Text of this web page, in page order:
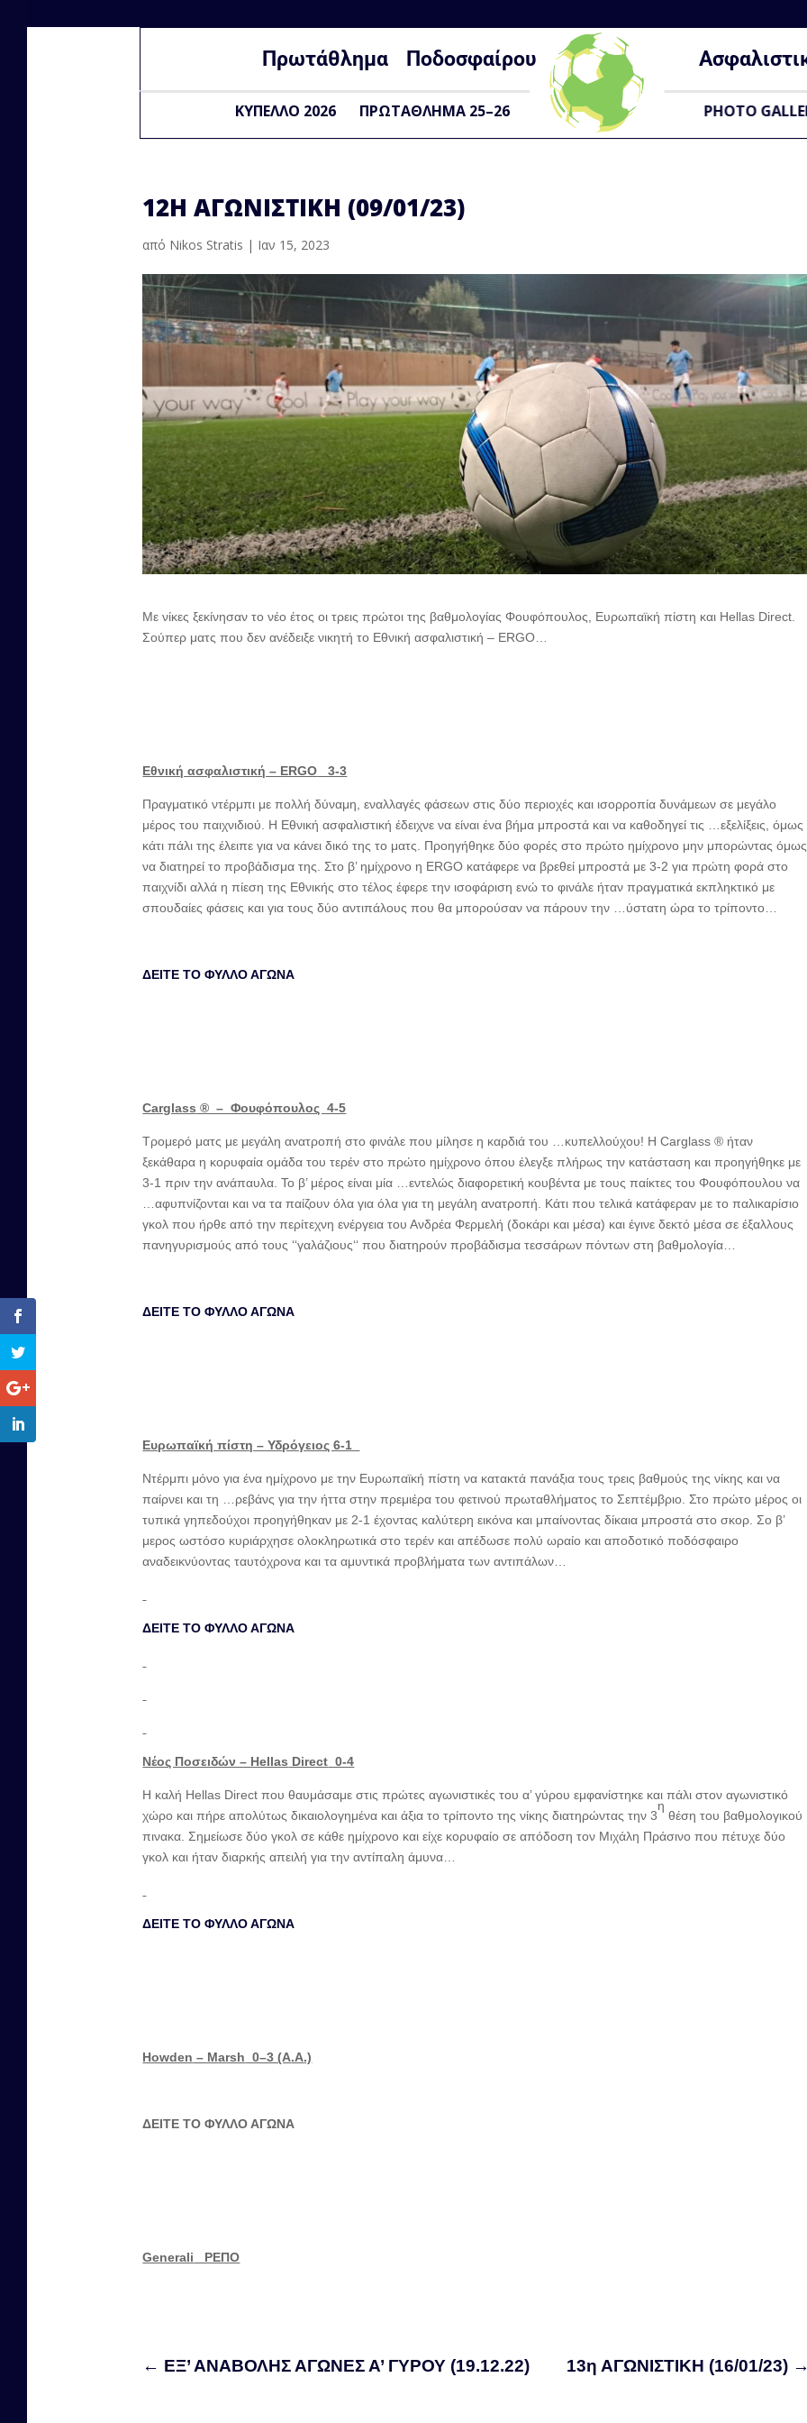
Πρωτάθλημα Ποδοσφαίρου
ΚΥΠΕΛΛΟ 2026 ΠΡΩΤΑΘΛΗΜΑ 25–26 PHOTO
12Η ΑΓΩΝΙΣΤΙΚΗ (09/01/23)
από Nikos Stratis | Ιαν 15, 2023
Με νίκες ξεκίνησαν το νέο έτος οι τρεις πρώτοι της βαθμολογίας Φουφόπουλος, Ευρωπαϊκή πίστη και Hellas Direct.
Σούπερ ματς που δεν ανέδειξε νικητή το Εθνική ασφαλιστική – ERGO…
Εθνική ασφαλιστική – ERGO 3-3
Πραγματικό ντέρμπι με πολλή δύναμη, εναλλαγές φάσεων στις δύο περιοχές και ισορροπία δυνάμεων σε μεγάλο
μέρος του παιχνιδιού. Η Εθνική ασφαλιστική έδειχνε να είναι ένα βήμα μπροστά και να καθοδηγεί τις …εξελίξεις, όμως
κάτι πάλι της έλειπε για να κάνει δικό της το ματς. Προηγήθηκε δύο φορές στο πρώτο ημίχρονο μην μπορώντας όμως
να διατηρεί το προβάδισμα της. Στο β’ ημίχρονο η ERGO κατάφερε να βρεθεί μπροστά με 3-2 για πρώτη φορά στο
παιχνίδι αλλά η πίεση της Εθνικής στο τέλος έφερε την ισοφάριση ενώ το φινάλε ήταν πραγματικά εκπληκτικό με
σπουδαίες φάσεις και για τους δύο αντιπάλους που θα μπορούσαν να πάρουν την …ύστατη ώρα το τρίποντο…
ΔΕΙΤΕ ΤΟ ΦΥΛΛΟ ΑΓΩΝΑ
Carglass ® – Φουφόπουλος 4-5
Τρομερό ματς με μεγάλη ανατροπή στο φινάλε που μίλησε η καρδιά του …κυπελλούχου! Η Carglass ® ήταν
ξεκάθαρα η κορυφαία ομάδα του τερέν στο πρώτο ημίχρονο όπου έλεγξε πλήρως την κατάσταση και προηγήθηκε με
3-1 πριν την ανάπαυλα. Το β’ μέρος είναι μία …εντελώς διαφορετική κουβέντα με τους παίκτες του Φουφόπουλου να
…αφυπνίζονται και να τα παίζουν όλα για όλα για τη μεγάλη ανατροπή. Κάτι που τελικά κατάφεραν με το παλικαρίσιο
γκολ που ήρθε από την περίτεχνη ενέργεια του Ανδρέα Φερμελή (δοκάρι και μέσα) και έγινε δεκτό μέσα σε έξαλλους
πανηγυρισμούς από τους ‘‘γαλάζιους‘‘ που διατηρούν προβάδισμα τεσσάρων πόντων στη βαθμολογία…
ΔΕΙΤΕ ΤΟ ΦΥΛΛΟ ΑΓΩΝΑ
Ευρωπαϊκή πίστη – Υδρόγειος 6-1
Ντέρμπι μόνο για ένα ημίχρονο με την Ευρωπαϊκή πίστη να κατακτά πανάξια τους τρεις βαθμούς της νίκης και να
παίρνει και τη …ρεβάνς για την ήττα στην πρεμιέρα του φετινού πρωταθλήματος το Σεπτέμβριο. Στο πρώτο μέρος οι
τυπικά γηπεδούχοι προηγήθηκαν με 2-1 έχοντας καλύτερη εικόνα και μπαίνοντας δίκαια μπροστά στο σκορ. Σο β’
μερος ωστόσο κυριάρχησε ολοκληρωτικά στο τερέν και απέδωσε πολύ ωραίο και αποδοτικό ποδόσφαιρο
αναδεικνύοντας ταυτόχρονα και τα αμυντικά προβλήματα των αντιπάλων…
ΔΕΙΤΕ ΤΟ ΦΥΛΛΟ ΑΓΩΝΑ
Νέος Ποσειδών – Hellas Direct 0-4
Η καλή Hellas Direct που θαυμάσαμε στις πρώτες αγωνιστικές του α’ γύρου εμφανίστηκε και πάλι στον αγωνιστικό
χώρο και πήρε απολύτως δικαιολογημένα και άξια το τρίποντο της νίκης διατηρώντας την 3
η
θέση του βαθμολογικού
πινακα. Σημείωσε δύο γκολ σε κάθε ημίχρονο και είχε κορυφαίο σε απόδοση τον Μιχάλη Πράσινο που πέτυχε δύο
γκολ και ήταν διαρκής απειλή για την αντίπαλη άμυνα…
ΔΕΙΤΕ ΤΟ ΦΥΛΛΟ ΑΓΩΝΑ
Howden – Marsh 0–3 (A.A.)
ΔΕΙΤΕ ΤΟ ΦΥΛΛΟ ΑΓΩΝΑ
Generali ΡΕΠΟ
← ΕΞ’ ΑΝΑΒΟΛΗΣ ΑΓΩΝΕΣ Α’ ΓΥΡΟΥ (19.12.22) 13η ΑΓΩΝΙΣΤΙΚΗ (16/01/23)